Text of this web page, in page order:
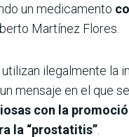
un medicamento
Martínez Flores.
ilegalmente la
mensaje en el que se
con la
la “prostatitis”